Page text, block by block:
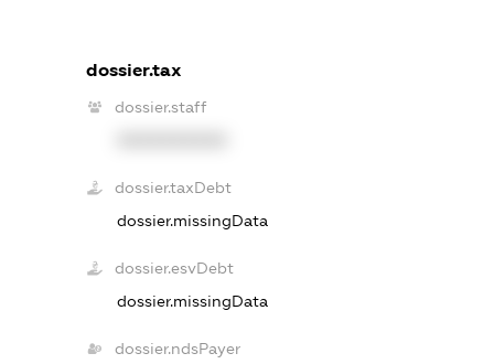
dossier.tax
dossier.staff
dossier.taxDebt
dossier.missingData
dossier.esvDebt
dossier.missingData
dossier.ndsPayer